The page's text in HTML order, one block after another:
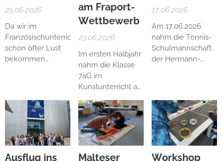
25.06.2026
Da wir im
Französischunterricht
schon öfter Lust
bekommen
und Leute kennen
zu lernen, unsere
Sprachkenntnisse
zu erproben und
ein paar
Spezialitäten zu
am Fraport-
Wettbewerb
23.06.2026
Im ersten Halbjahr
nahm die Klasse
7aG im
Kunstunterricht an
Wettbewerb der
Fraport AG teil.
Aufgabe war es,
einen Flughafen
der Zukunft zu
17.06.2026
Am 17.06.2026
nahm die Tennis-
Schulmannschaft
der Hermann-
teil. Zum Team
gehörten Selena
Zrnic, Sarina Zrnic,
Ema Barbic, Tajana
Opacic, Nayra
Miguens Lazo,
Ausflug ins
Malteser
Workshop